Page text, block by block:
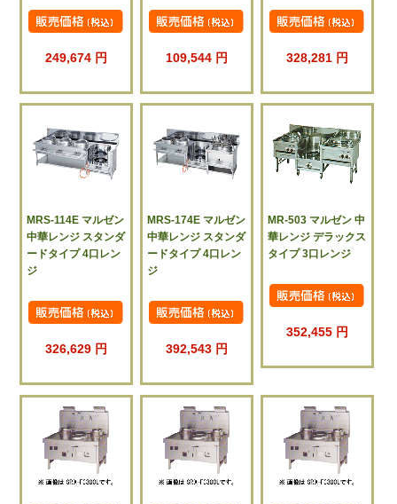
249,674 円 109,544 円 328,281 円
MRS-114E マルゼン
中華レンジ スタンダ
ードタイプ 4口レン
ジ
326,629 円
MRS-174E マルゼン
中華レンジ スタンダ
ードタイプ 4口レン
ジ
392,543 円
MR-503 マルゼン 中
華レンジ デラックス
タイプ 3口レンジ
352,455 円